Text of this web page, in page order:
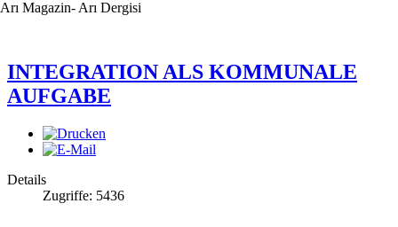
Arı Magazin- Arı Dergisi
INTEGRATION ALS KOMMUNALE
AUFGABE
Details
Zugriffe: 5436